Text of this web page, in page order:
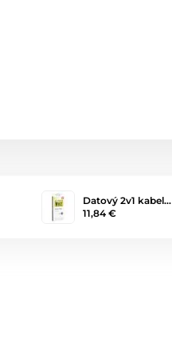
Datový 2v1 kabel…
11,84 €